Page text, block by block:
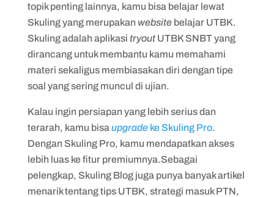
topik penting lainnya, kamu bisa belajar lewat
Skuling yang merupakan website belajar UTBK.
Skuling adalah aplikasi tryout UTBK SNBT yang
dirancang untuk membantu kamu memahami
materi sekaligus membiasakan diri dengan tipe
soal yang sering muncul di ujian.
Kalau ingin persiapan yang lebih serius dan
terarah, kamu bisa upgradeke Skuling Pro.
Dengan Skuling Pro, kamu mendapatkan akses
lebih luas ke fitur premiumnya.Sebagai
pelengkap, Skuling Blog juga punya banyak artikel
menarik tentang tips UTBK, strategi masuk PTN,